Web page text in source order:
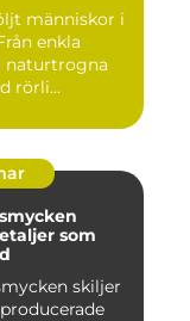
människor i
enkla
rörli...
som
skiljer